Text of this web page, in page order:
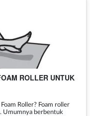
Umumnya berbentuk